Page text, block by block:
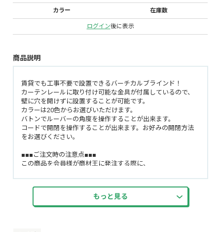
カラー 在庫数
ログイン後に表示
商品説明
賃貸でも工事不要で設置できるバーチカルブラインド！
カーテンレールに取り付け可能な金具が付属しているので、
壁に穴を開けずに設置することが可能です。
カラーは20色からお選びいただけます。
バトンでルーバーの角度を操作することが出来ます。
コードで開閉を操作することが出来ます。お好みの開閉方法
をお選びください。
■■■ご注文時の注意点■■■
この商品を会員様が商材王に発注する際に、
お客様が希望された商品の『幅』『高さ』『コード操作位置
(左・右)』『開き方(片開き(右寄せ・左寄せ)・両開き(右寄
せ・左寄せ))』を記載して頂くようお願いいたします。
楽天のRMS、Yahoo!のStoreCreatorからの注文内に下記の記載
もっと見る